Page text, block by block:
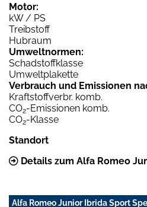
Motor:
kW / PS
Treibstoff
Hubraum
Umweltnormen:
Schadstoffklasse
Umweltplakette
Verbrauch und Emissionen
Kraftstoffverbr. komb.
CO2-Emissionen komb.
CO2-Klasse
Standort
Details zum Alfa Romeo
Alfa Romeo Junior Ibrida Sport